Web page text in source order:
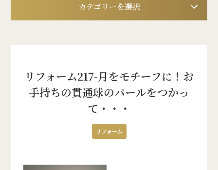
カテゴリーを選択
リフォーム217-月をモチーフに！お
手持ちの貫通球のパールをつかっ
て・・・
リフォーム